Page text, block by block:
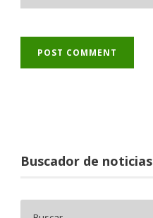
Buscador de noticias